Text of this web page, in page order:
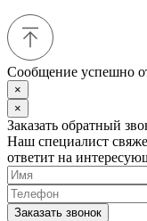
Сообщение успешно
×
×
Заказать обратный
Наш специалист
ответит на
Заказать звонок